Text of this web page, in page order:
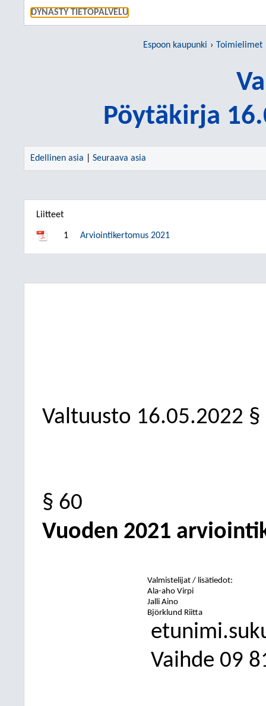
DYNASTY TIETOPALVELU
Espoon kaupunki Toimielimet
Pöytäkirja
Edellinen asia Seuraava asia
Liitteet
1 Arviointikertomus 2021
Valtuusto 16.05.2022 §
§ 60
Vuoden 2021
Valmistelijat / lisätiedot:
Ala-aho Virpi
Jalli Aino
Björklund Riitta
Vaihde 09